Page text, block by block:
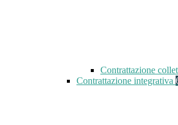
Contrattazione
Contrattazione integrativa